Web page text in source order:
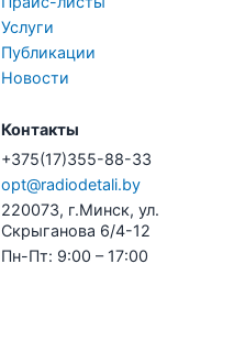
Услуги
Публикации
Новости
Контакты
+375(17)355-88-33
opt@radiodetali.by
220073, г.Минск, ул.
Скрыганова 6/4-12
Пн-Пт: 9:00 – 17:00